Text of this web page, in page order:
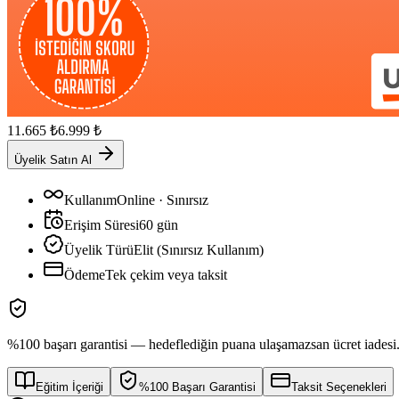
11.665 ₺6.999 ₺
Üyelik Satın Al
KullanımOnline · Sınırsız
Erişim Süresi60 gün
Üyelik TürüElit (Sınırsız Kullanım)
ÖdemeTek çekim veya taksit
%100 başarı garantisi — hedeflediğin puana ulaşamazsan ücret iadesi.
Eğitim İçeriği %100 Başarı Garantisi Taksit Seçenekleri